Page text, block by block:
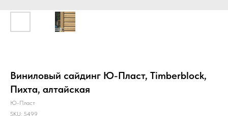
Виниловый сайдинг Ю-Пласт, Timberblock,
Пихта, алтайская
Ю-Пласт
SKU: 5499